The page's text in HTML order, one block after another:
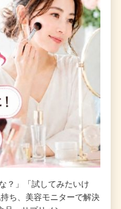
？」「試してみたいけ
ち、美容モニターで解決